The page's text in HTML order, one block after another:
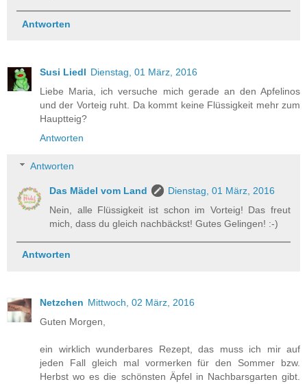
Antworten
Susi Liedl Dienstag, 01 März, 2016
Liebe Maria, ich versuche mich gerade an den Apfelinos
und der Vorteig ruht. Da kommt keine Flüssigkeit mehr zum
Hauptteig?
Antworten
Antworten
Das Mädel vom Land
Dienstag, 01 März, 2016
Nein, alle Flüssigkeit ist schon im Vorteig! Das freut
mich, dass du gleich nachbäckst! Gutes Gelingen! :-)
Antworten
Netzchen Mittwoch, 02 März, 2016
Guten Morgen,
ein wirklich wunderbares Rezept, das muss ich mir auf
jeden Fall gleich mal vormerken für den Sommer bzw.
Herbst wo es die schönsten Äpfel in Nachbarsgarten gibt.